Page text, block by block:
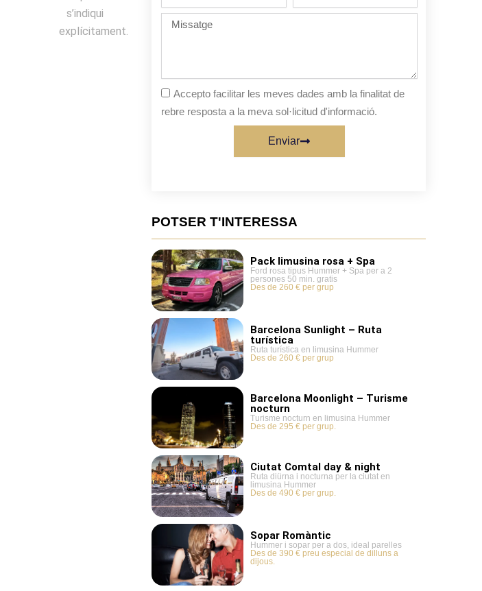
s’indiqui
explícitament.
la
festa
persones
Missatge
Accepto facilitar les meves dades amb la finalitat de
rebre resposta a la meva sol·licitud d'informació.
Enviar
POTSER T'INTERESSA
Pack limusina rosa + Spa
Ford rosa tipus Hummer + Spa per a 2
persones 50 min. gratis
Des de 260 € per grup
Barcelona Sunlight – Ruta
turística
Ruta turística en limusina Hummer
Des de 260 € per grup
Barcelona Moonlight – Turisme
nocturn
Turisme nocturn en limusina Hummer
Des de 295 € per grup.
Ciutat Comtal day & night
Ruta diürna i nocturna per la ciutat en
limusina Hummer
Des de 490 € per grup.
Sopar Romàntic
Hummer i sopar per a dos, ideal parelles
Des de 390 € preu especial de dilluns a
dijous.